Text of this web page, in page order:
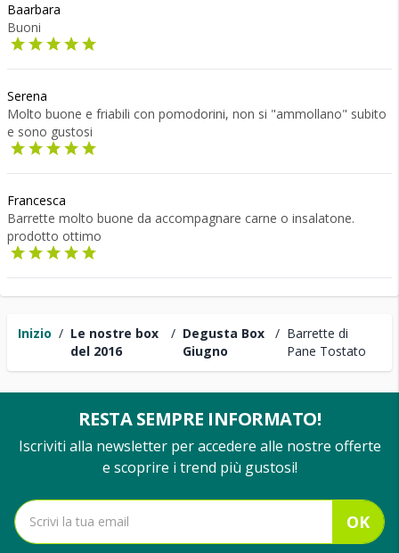
Inizio / Le nostre box
del 2016
/ Degusta Box
Giugno
/ Barrette di
Pane Tostato
Baarbara
Buoni
Serena
Molto buone e friabili con pomodorini, non si "ammollano" subito
e sono gustosi
Francesca
Barrette molto buone da accompagnare carne o insalatone.
prodotto ottimo
RESTA SEMPRE INFORMATO!
Iscriviti alla newsletter per accedere alle nostre offerte
e scoprire i trend più gustosi!
OK